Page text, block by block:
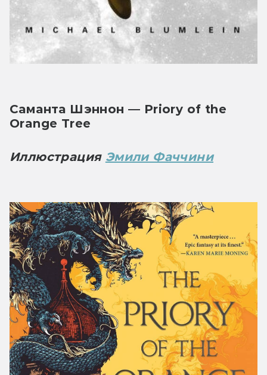
Саманта Шэннон — Priory of the
Orange Tree
Иллюстрация Эмили Фаччини